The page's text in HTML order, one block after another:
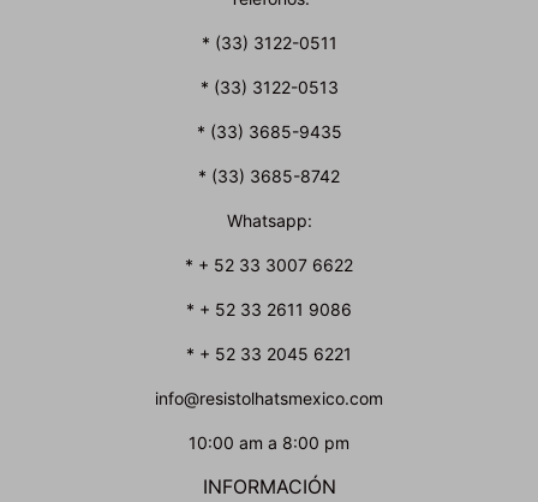
* (33) 3122-0511
* (33) 3122-0513
* (33) 3685-9435
* (33) 3685-8742
Whatsapp:
* + 52 33 3007 6622
* + 52 33 2611 9086
* + 52 33 2045 6221
info@resistolhatsmexico.com
10:00 am a 8:00 pm
INFORMACIÓN